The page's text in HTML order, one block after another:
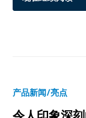
产品新闻/亮点
令人印象深